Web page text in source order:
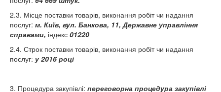
2.3. Місце поставки товарів, виконання робіт чи надання
послуг: м. Київ, вул. Банкова, 11, Державне управління
справами, індекс 01220
2.4. Строк поставки товарів, виконання робіт чи надання
послуг: у 2016 році
3. Процедура закупівлі: переговорна процедура закупівлі